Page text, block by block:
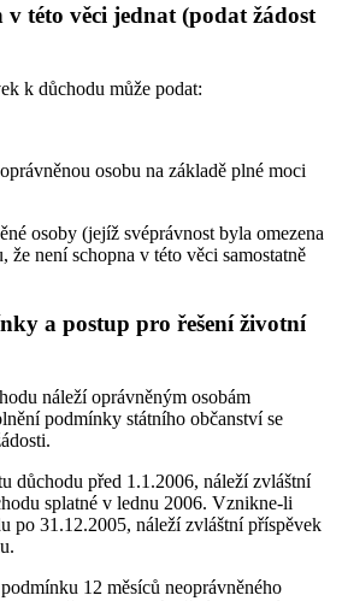
této věci jednat (podat žádost
k důchodu může podat:
osobu na základě plné moci
osoby (jejíž svéprávnost byla omezena
že není schopna v této věci samostatně
a postup pro řešení životní
náleží oprávněným osobám
podmínky státního občanství se
důchodu před 1.1.2006, náleží zvláštní
splatné v lednu 2006. Vznikne-li
po 31.12.2005, náleží zvláštní příspěvek
12 měsíců neoprávněného